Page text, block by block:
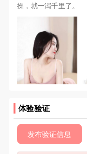
操，就一泻千里了。
体验验证
发布验证信息